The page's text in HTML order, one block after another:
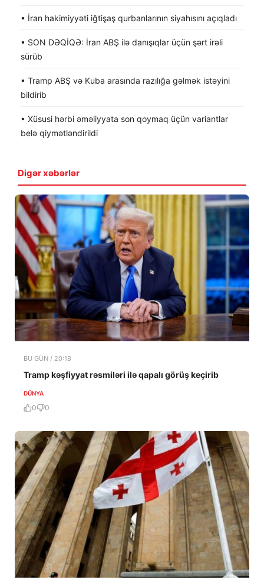
• İran hakimiyyəti iğtişaş qurbanlarının siyahısını açıqladı
• SON DƏQİQƏ: İran ABŞ ilə danışıqlar üçün şərt irəli
sürüb
• Tramp ABŞ və Kuba arasında razılığa gəlmək istəyini
bildirib
• Xüsusi hərbi əməliyyata son qoymaq üçün variantlar
belə qiymətləndirildi
Digər xəbərlər
BU GÜN / 20:18
Tramp kəşfiyyat rəsmiləri ilə qapalı görüş keçirib
DÜNYA
0 0